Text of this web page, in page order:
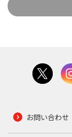
お問い合わせ